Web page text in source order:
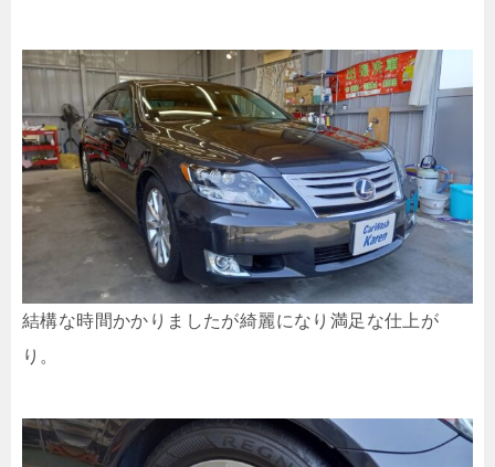
結構な時間かかりましたが綺麗になり満足な仕上が
り。